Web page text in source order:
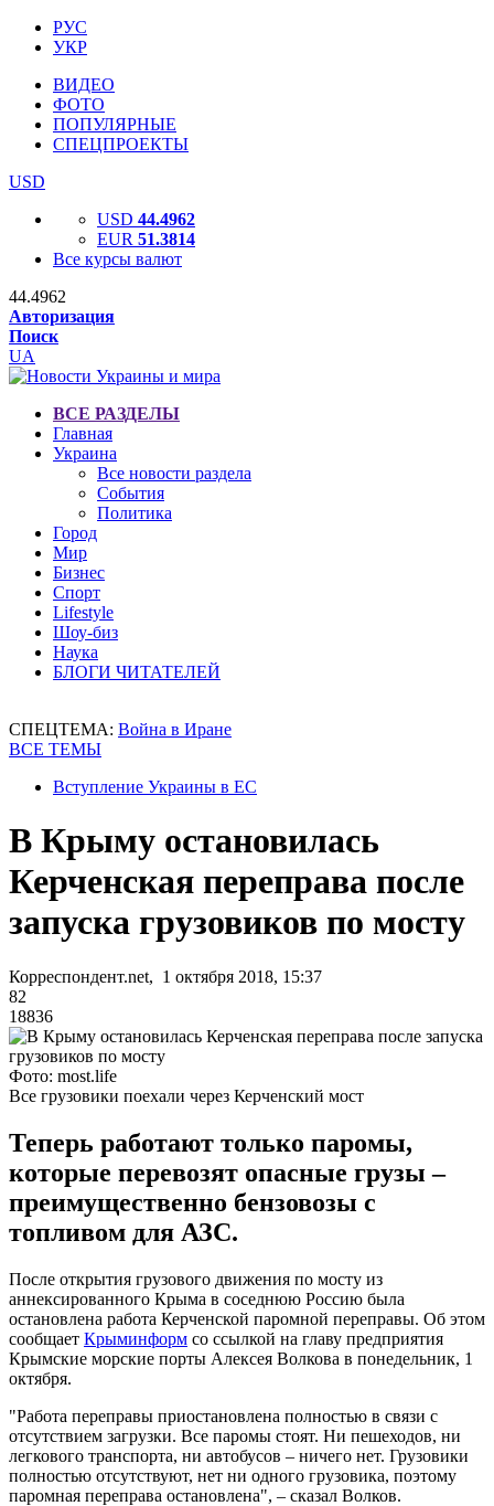
РУС
УКР
ВИДЕО
ФОТО
ПОПУЛЯРНЫЕ
СПЕЦПРОЕКТЫ
USD
USD 44.4962
EUR 51.3814
Все курсы валют
44.4962
Авторизация
Поиск
UA
ВСЕ РАЗДЕЛЫ
Главная
Украина
Все новости раздела
События
Политика
Город
Мир
Бизнес
Спорт
Lifestyle
Шоу-биз
Наука
БЛОГИ ЧИТАТЕЛЕЙ
СПЕЦТЕМА: Война в Иране
ВСЕ ТЕМЫ
Вступление Украины в ЕС
В Крыму остановилась
Керченская переправа после
запуска грузовиков по мосту
Корреспондент.net, 1 октября 2018, 15:37
82
18836
Фото: most.life
Все грузовики поехали через Керченский мост
Теперь работают только паромы,
которые перевозят опасные грузы –
преимущественно бензовозы с
топливом для АЗС.
После открытия грузового движения по мосту из
аннексированного Крыма в соседнюю Россию была
остановлена работа Керченской паромной переправы. Об этом
сообщает Крыминформ со ссылкой на главу предприятия
Крымские морские порты Алексея Волкова в понедельник, 1
октября.
"Работа переправы приостановлена полностью в связи с
отсутствием загрузки. Все паромы стоят. Ни пешеходов, ни
легкового транспорта, ни автобусов – ничего нет. Грузовики
полностью отсутствуют, нет ни одного грузовика, поэтому
паромная переправа остановлена", – сказал Волков.